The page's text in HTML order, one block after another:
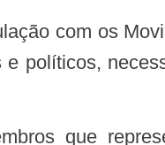
políticos,